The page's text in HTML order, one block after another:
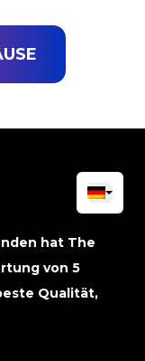
hat The
von 5
Qualität,